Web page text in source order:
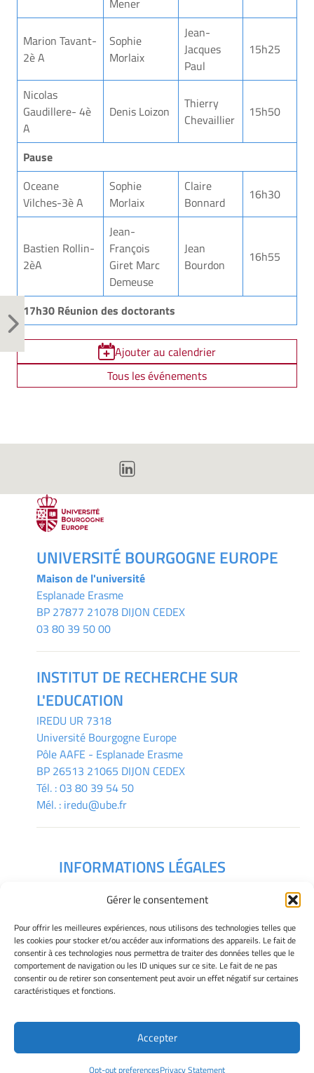
Gérer le consentement
Pour offrir les meilleures expériences, nous utilisons des technologies telles que
les cookies pour stocker et/ou accéder aux informations des appareils. Le fait de
consentir à ces technologies nous permettra de traiter des données telles que le
comportement de navigation ou les ID uniques sur ce site. Le fait de ne pas
consentir ou de retirer son consentement peut avoir un effet négatif sur certaines
caractéristiques et fonctions.
Accepter
Opt-out preferencesPrivacy Statement
Mener
Marion Tavant-
2è A
Sophie
Morlaix
Jean-
Jacques
Paul
15h25
Nicolas
Gaudillere- 4è
A
Denis Loizon
Thierry
Chevaillier
15h50
Pause
Oceane
Vilches-3è A
Sophie
Morlaix
Claire
Bonnard
16h30
Bastien Rollin-
2èA
Jean-
François
Giret Marc
Demeuse
Jean
Bourdon
16h55
17h30 Réunion des doctorants
Ajouter au calendrier
Tous les événements
UNIVERSITÉ BOURGOGNE EUROPE
Maison de l'université
Esplanade Erasme
BP 27877 21078 DIJON CEDEX
03 80 39 50 00
INSTITUT DE RECHERCHE SUR
L'EDUCATION
IREDU UR 7318
Université Bourgogne Europe
Pôle AAFE - Esplanade Erasme
BP 26513 21065 DIJON CEDEX
Tél. :03 80 39 54 50
Mél. : iredu@ube.fr
INFORMATIONS LÉGALES
Gérer mes cookies
Déclaration de confidentialité
Politique des cookies
Avertissement
Télécharger le plan des campus
Site Officiel - IREDU @ 2026